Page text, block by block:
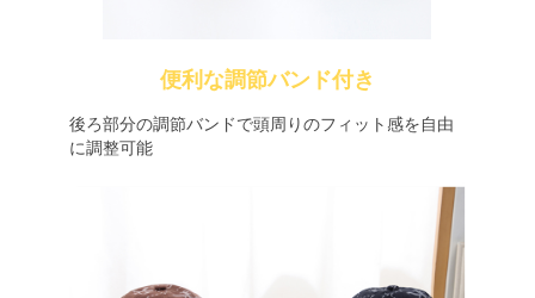
便利な調節バンド付き
後ろ部分の調節バンドで頭周りのフィット感を自由
に調整可能